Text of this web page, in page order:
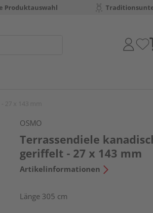
Produktauswahl
OSMO
Terrassendiele
geriffelt - 27 x 143 mm
Artikelinformationen
Länge 305 cm